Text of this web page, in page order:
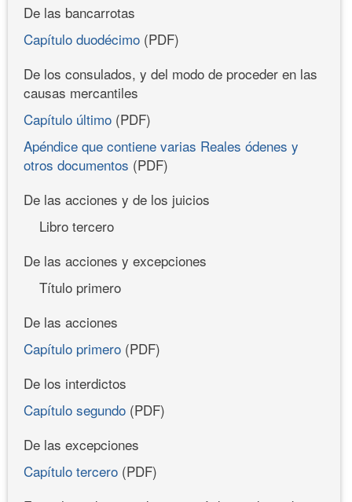
De las bancarrotas
Capítulo duodécimo (PDF)
De los consulados, y del modo de proceder en las
causas mercantiles
Capítulo último (PDF)
Apéndice que contiene varias Reales ódenes y
otros documentos (PDF)
De las acciones y de los juicios
Libro tercero
De las acciones y excepciones
Título primero
De las acciones
Capítulo primero (PDF)
De los interdictos
Capítulo segundo (PDF)
De las excepciones
Capítulo tercero (PDF)